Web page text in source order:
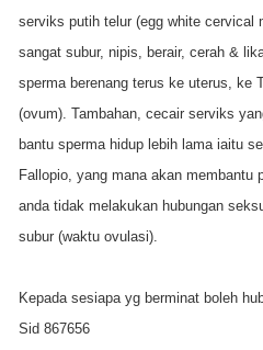
serviks putih telur (egg white cervical
sangat subur, nipis, berair, cerah &
sperma berenang terus ke uterus, ke
(ovum). Tambahan, cecair serviks
bantu sperma hidup lebih lama iaitu
Fallopio, yang mana akan membantu
anda tidak melakukan hubungan
subur (waktu ovulasi).
Kepada sesiapa yg berminat boleh
Sid 867656